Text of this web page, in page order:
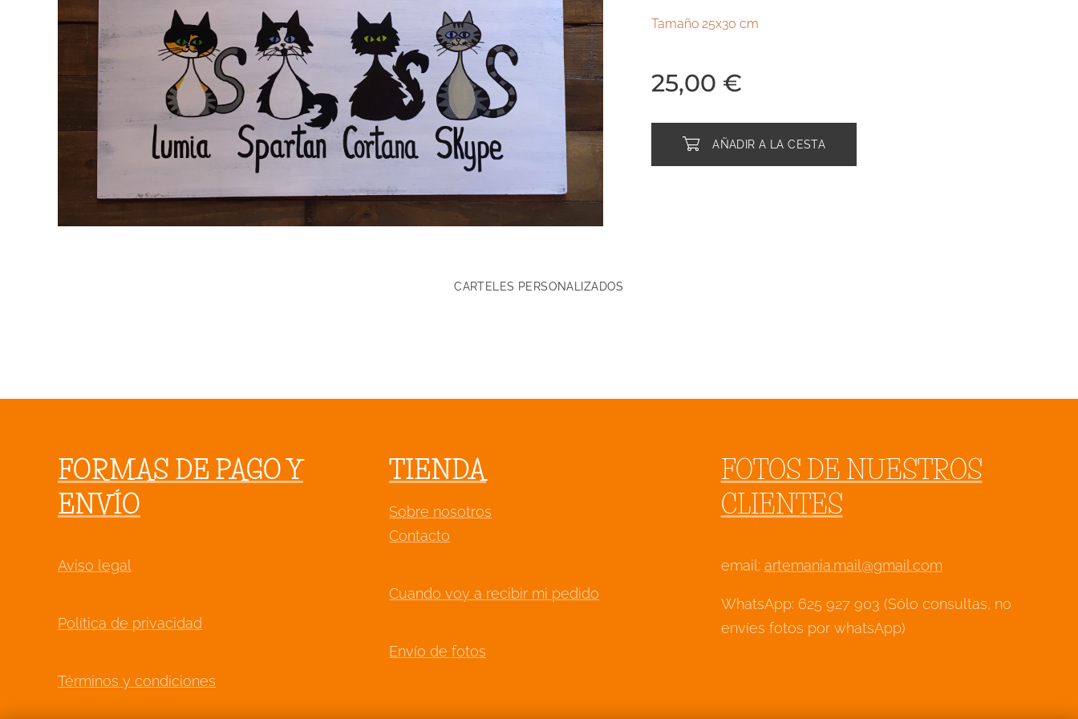
Tamaño 25x30 cm
25,00 €
AÑADIR A LA CESTA
CARTELES PERSONALIZADOS
FORMAS DE PAGO Y
ENVÍO
Aviso legal
Política de privacidad
Términos y condiciones
TIENDA
Sobre nosotros
Contacto
Cuando voy a recibir mi pedido
Envío de fotos
FOTOS DE NUESTROS
CLIENTES
email: artemania.mail@gmail.com
WhatsApp: 625 927 903 (Sólo consultas, no
envíes fotos por whatsApp)